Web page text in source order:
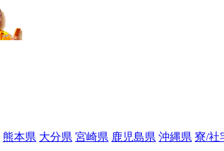
熊本県 大分県 宮崎県 鹿児島県 沖縄県 寮/社